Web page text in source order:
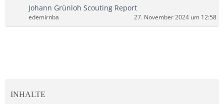
Johann Grünloh Scouting Report
edemirnba 27. November 2024 um 12:58
INHALTE